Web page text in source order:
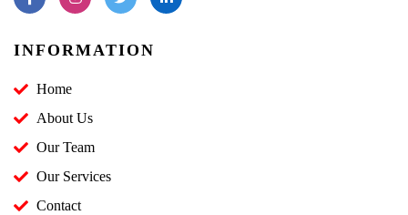
INFORMATION
Home
About Us
Our Team
Our Services
Contact